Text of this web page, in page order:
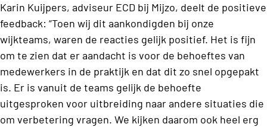
Karin Kuijpers, adviseur ECD bij Mijzo, deelt de positieve
feedback: “Toen wij dit aankondigden bij onze
wijkteams, waren de reacties gelijk positief. Het is fijn
om te zien dat er aandacht is voor de behoeftes van
medewerkers in de praktijk en dat dit zo snel opgepakt
is. Er is vanuit de teams gelijk de behoefte
uitgesproken voor uitbreiding naar andere situaties die
om verbetering vragen. We kijken daarom ook heel erg